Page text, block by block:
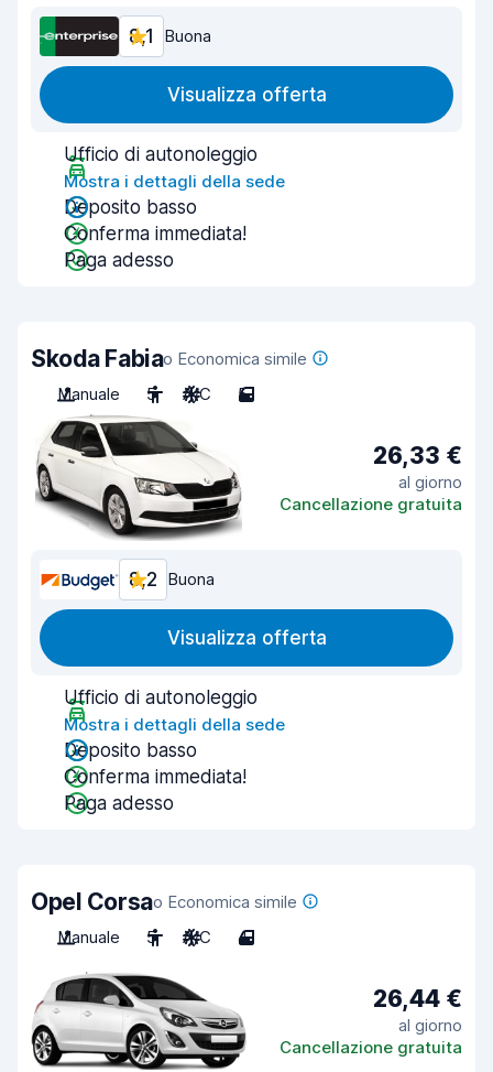
8,1 Buona
Visualizza offerta
Ufficio di autonoleggio
Mostra i dettagli della sede
Deposito basso
Conferma immediata!
Paga adesso
Skoda Fabiao Economica simile
Manuale
5 A/C 5
26,33 €
al giorno
Cancellazione gratuita
8,2 Buona
Visualizza offerta
Ufficio di autonoleggio
Mostra i dettagli della sede
Deposito basso
Conferma immediata!
Paga adesso
Opel Corsao Economica simile
Manuale
5 A/C 4
26,44 €
al giorno
Cancellazione gratuita